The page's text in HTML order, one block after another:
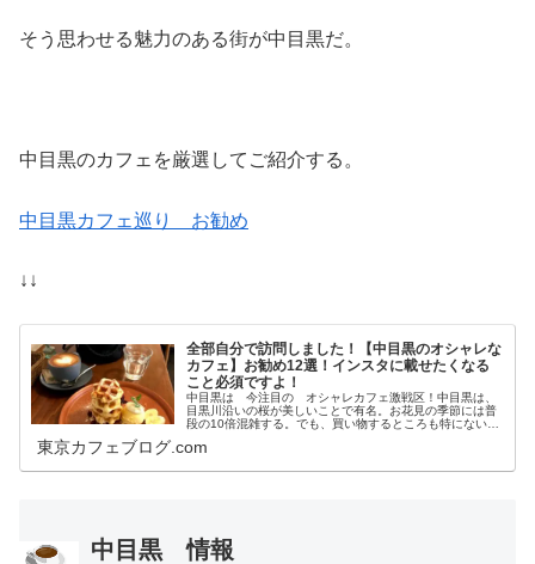
そう思わせる魅力のある街が中目黒だ。
中目黒のカフェを厳選してご紹介する。
中目黒カフェ巡り お勧め
↓↓
全部自分で訪問しました！【中目黒のオシャレな
カフェ】お勧め12選！インスタに載せたくなる
こと必須ですよ！
中目黒は 今注目の オシャレカフェ激戦区！中目黒は、
目黒川沿いの桜が美しいことで有名。お花見の季節には普
段の10倍混雑する。でも、買い物するところも特にない
いし・・・・・？？飲み屋と焼き肉...
東京カフェブログ.com
中目黒 情報